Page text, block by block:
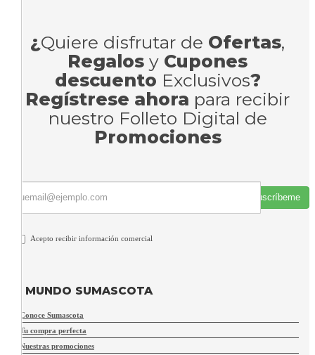
¿Quiere disfrutar de Ofertas,
Regalos y Cupones
descuento Exclusivos?
Regístrese ahora para recibir
nuestro Folleto Digital de
Promociones
Suscríbeme
Acepto recibir información comercial
MUNDO SUMASCOTA
Conoce Sumascota
Tu compra perfecta
Nuestras promociones